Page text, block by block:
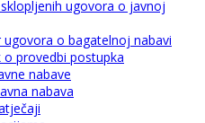
ugovora o javnoj
ugovora o bagatelnoj nabavi
o provedbi postupka
nabave
nabava